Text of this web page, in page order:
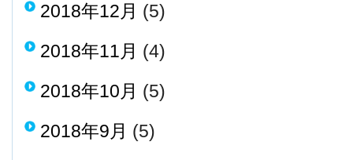
2018年12月 (5)
2018年11月 (4)
2018年10月 (5)
2018年9月 (5)